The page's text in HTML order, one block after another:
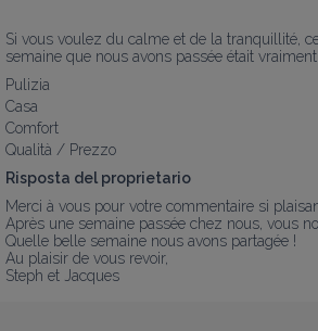
Si vous voulez du calme et de la tranquillité,
semaine que nous avons passée était
Pulizia
Casa
Comfort
Qualità / Prezzo
Risposta del proprietario
Merci à vous pour votre commentaire si
Après une semaine passée chez nous, vous
Quelle belle semaine nous avons partagée !
Au plaisir de vous revoir,
Steph et Jacques